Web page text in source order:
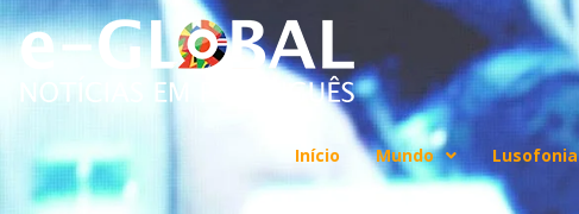
Início Mundo Lusofonia